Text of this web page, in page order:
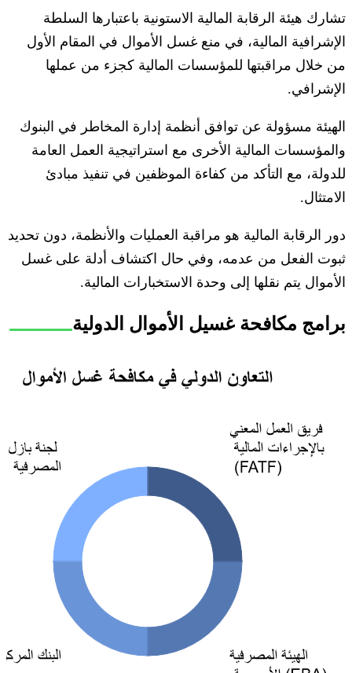
تشارك هيئة الرقابة المالية الاستونية باعتبارها السلطة
الإشرافية المالية، في منع غسل الأموال في المقام الأول
من خلال مراقبتها للمؤسسات المالية كجزء من عملها
الإشرافي.
الهيئة مسؤولة عن توافق أنظمة إدارة المخاطر في البنوك
والمؤسسات المالية الأخرى مع استراتيجية العمل العامة
للدولة، مع التأكد من كفاءة الموظفين في تنفيذ مبادئ
الامتثال.
دور الرقابة المالية هو مراقبة العمليات والأنظمة، دون تحديد
ثبوت الفعل من عدمه، وفي حال اكتشاف أدلة على غسل
الأموال يتم نقلها إلى وحدة الاستخبارات المالية.
برامج مكافحة غسيل الأموال الدولية